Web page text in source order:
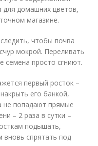
домашних цветов,
магазине.
чтобы почва
мокрой. Переливать
семена просто сгниют.
первый росток –
его банкой,
не попадают прямые
– 2 раза в сутки –
подышать,
вновь спрятать под